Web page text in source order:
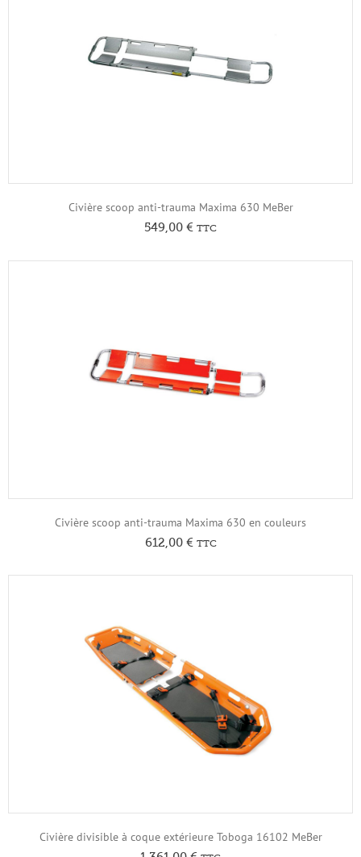
Civière scoop anti-trauma Maxima 630 MeBer
549,00 € TTC
Civière scoop anti-trauma Maxima 630 en couleurs
612,00 € TTC
Civière divisible à coque extérieure Toboga 16102 MeBer